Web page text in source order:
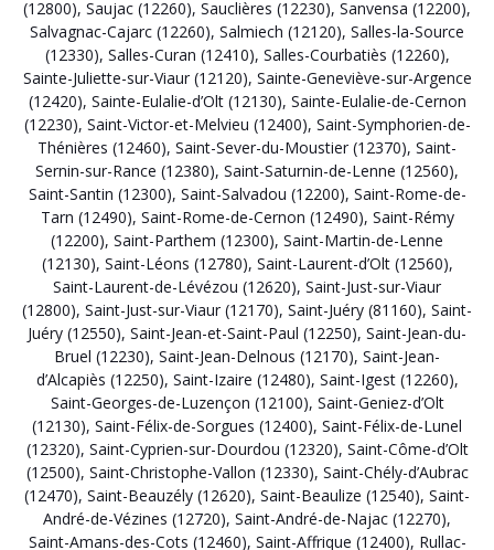
(12800), Saujac (12260), Sauclières (12230), Sanvensa (12200),
Salvagnac-Cajarc (12260), Salmiech (12120), Salles-la-Source
(12330), Salles-Curan (12410), Salles-Courbatiès (12260),
Sainte-Juliette-sur-Viaur (12120), Sainte-Geneviève-sur-Argence
(12420), Sainte-Eulalie-d’Olt (12130), Sainte-Eulalie-de-Cernon
(12230), Saint-Victor-et-Melvieu (12400), Saint-Symphorien-de-
Thénières (12460), Saint-Sever-du-Moustier (12370), Saint-
Sernin-sur-Rance (12380), Saint-Saturnin-de-Lenne (12560),
Saint-Santin (12300), Saint-Salvadou (12200), Saint-Rome-de-
Tarn (12490), Saint-Rome-de-Cernon (12490), Saint-Rémy
(12200), Saint-Parthem (12300), Saint-Martin-de-Lenne
(12130), Saint-Léons (12780), Saint-Laurent-d’Olt (12560),
Saint-Laurent-de-Lévézou (12620), Saint-Just-sur-Viaur
(12800), Saint-Just-sur-Viaur (12170), Saint-Juéry (81160), Saint-
Juéry (12550), Saint-Jean-et-Saint-Paul (12250), Saint-Jean-du-
Bruel (12230), Saint-Jean-Delnous (12170), Saint-Jean-
d’Alcapiès (12250), Saint-Izaire (12480), Saint-Igest (12260),
Saint-Georges-de-Luzençon (12100), Saint-Geniez-d’Olt
(12130), Saint-Félix-de-Sorgues (12400), Saint-Félix-de-Lunel
(12320), Saint-Cyprien-sur-Dourdou (12320), Saint-Côme-d’Olt
(12500), Saint-Christophe-Vallon (12330), Saint-Chély-d’Aubrac
(12470), Saint-Beauzély (12620), Saint-Beaulize (12540), Saint-
André-de-Vézines (12720), Saint-André-de-Najac (12270),
Saint-Amans-des-Cots (12460), Saint-Affrique (12400), Rullac-